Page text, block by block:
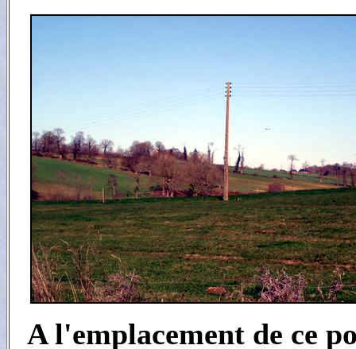
A l'emplacement de ce